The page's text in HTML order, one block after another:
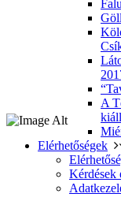
A
Elérhetőségek
Kérdések